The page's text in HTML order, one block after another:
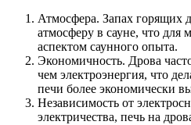
Атмосфера. Запах горящих
атмосферу в сауне, что для
аспектом саунного опыта.
Экономичность. Дрова
чем электроэнергия, что
печи более экономически
Независимость от
электричества, печь на